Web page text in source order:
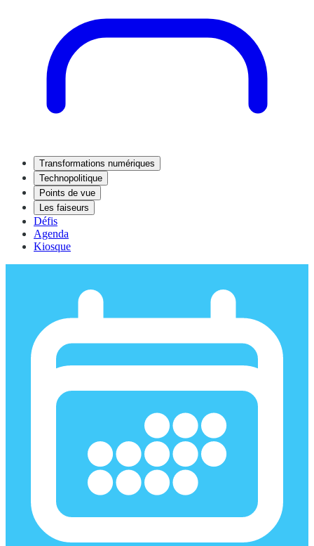
Transformations numériques
Technopolitique
Points de vue
Les faiseurs
Défis
Agenda
Kiosque